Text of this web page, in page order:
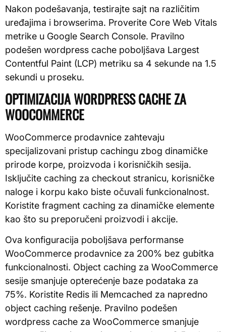
Nakon podešavanja, testirajte sajt na različitim
uređajima i browserima. Proverite Core Web Vitals
metrike u Google Search Console. Pravilno
podešen wordpress cache poboljšava Largest
Contentful Paint (LCP) metriku sa 4 sekunde na 1.5
sekundi u proseku.
OPTIMIZACIJA WORDPRESS CACHE ZA
WOOCOMMERCE
WooCommerce prodavnice zahtevaju
specijalizovani pristup cachingu zbog dinamičke
prirode korpe, proizvoda i korisničkih sesija.
Isključite caching za checkout stranicu, korisničke
naloge i korpu kako biste očuvali funkcionalnost.
Koristite fragment caching za dinamičke elemente
kao što su preporučeni proizvodi i akcije.
Ova konfiguracija poboljšava performanse
WooCommerce prodavnice za 200% bez gubitka
funkcionalnosti. Object caching za WooCommerce
sesije smanjuje opterećenje baze podataka za
75%. Koristite Redis ili Memcached za napredno
object caching rešenje. Pravilno podešen
wordpress cache za WooCommerce smanjuje